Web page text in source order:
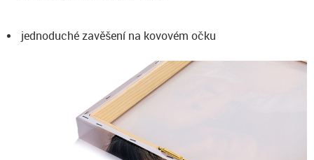
jednoduché zavěšení na kovovém očku